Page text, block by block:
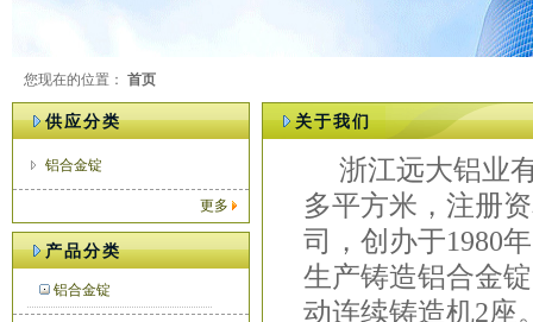
您现在的位置： 首页
供应分类
铝合金锭
更多
产品分类
铝合金锭
关于我们
浙江远大铝业
多平方米，注册
司，创办于1980
生产铸造铝合金
动连续铸造机2座